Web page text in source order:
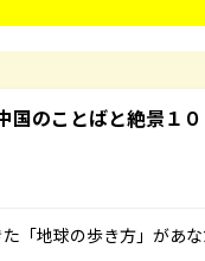
国のことばと絶景１０
「地球の歩き方」があ